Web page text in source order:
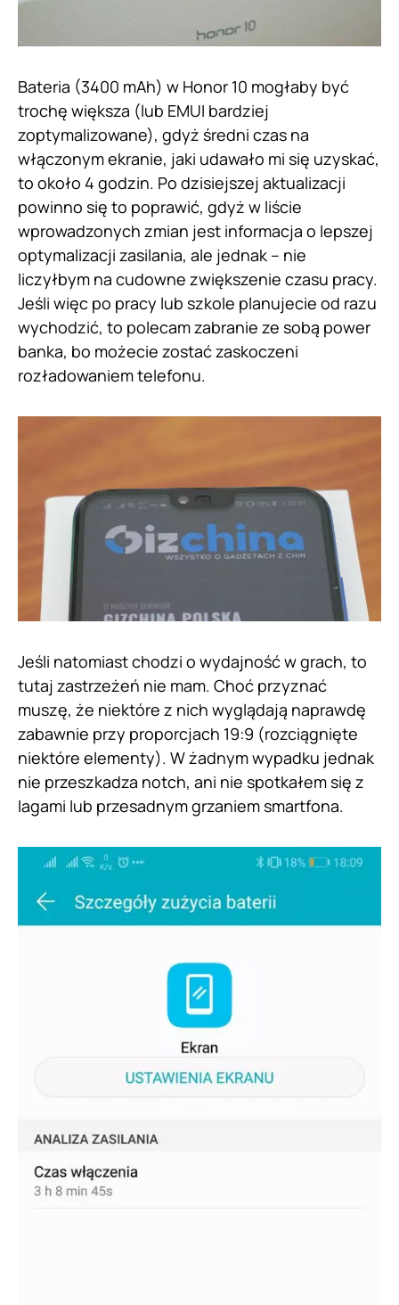
Bateria (3400 mAh) w Honor 10 mogłaby być
trochę większa (lub EMUI bardziej
zoptymalizowane), gdyż średni czas na
włączonym ekranie, jaki udawało mi się uzyskać,
to około 4 godzin. Po dzisiejszej aktualizacji
powinno się to poprawić, gdyż w liście
wprowadzonych zmian jest informacja o lepszej
optymalizacji zasilania, ale jednak – nie
liczyłbym na cudowne zwiększenie czasu pracy.
Jeśli więc po pracy lub szkole planujecie od razu
wychodzić, to polecam zabranie ze sobą power
banka, bo możecie zostać zaskoczeni
rozładowaniem telefonu.
Jeśli natomiast chodzi o wydajność w grach, to
tutaj zastrzeżeń nie mam. Choć przyznać
muszę, że niektóre z nich wyglądają naprawdę
zabawnie przy proporcjach 19:9 (rozciągnięte
niektóre elementy). W żadnym wypadku jednak
nie przeszkadza notch, ani nie spotkałem się z
lagami lub przesadnym grzaniem smartfona.